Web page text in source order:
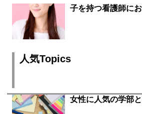
子を持つ看護師に
人気Topics
女性に人気の学部